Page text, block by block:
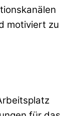
motiviert zu